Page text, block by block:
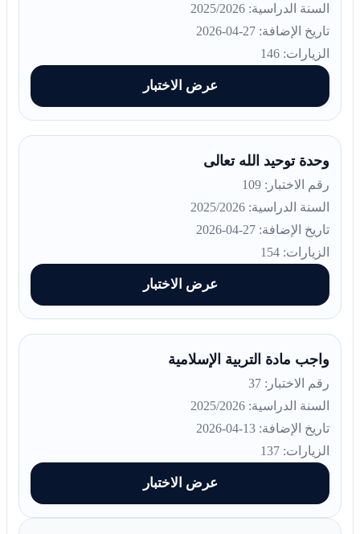
السنة الدراسية: 2025/2026
تاريخ الإضافة: 27-04-2026
الزيارات: 146
عرض الاختبار
وحدة توحيد الله تعالى
رقم الاختبار: 109
السنة الدراسية: 2025/2026
تاريخ الإضافة: 27-04-2026
الزيارات: 154
عرض الاختبار
واجب مادة التربية الإسلامية
رقم الاختبار: 37
السنة الدراسية: 2025/2026
تاريخ الإضافة: 13-04-2026
الزيارات: 137
عرض الاختبار